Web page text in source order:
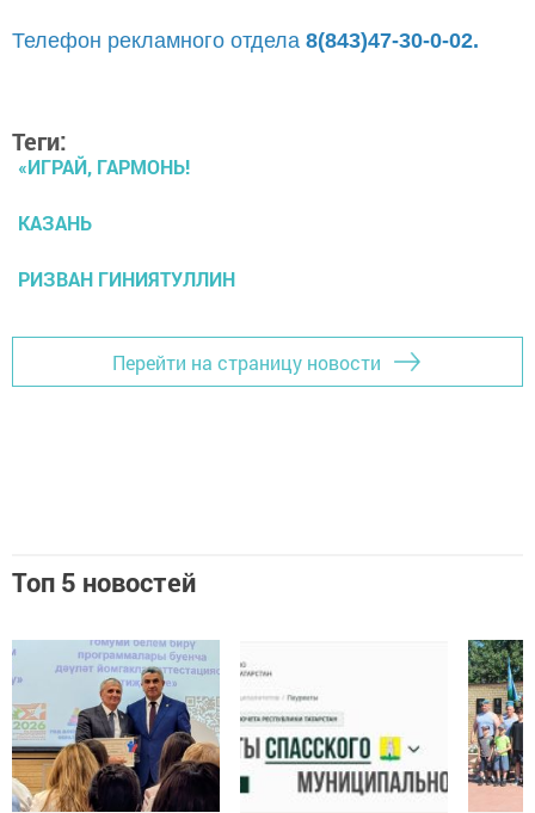
Телефон рекламного отдела 8(843)47-30-0-02.
Теги:
«ИГРАЙ, ГАРМОНЬ!
КАЗАНЬ
РИЗВАН ГИНИЯТУЛЛИН
Перейти на страницу новости
Топ 5 новостей